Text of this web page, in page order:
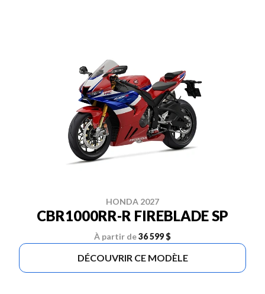
HONDA 2027
CBR1000RR-R FIREBLADE SP
À partir de36 599 $
DÉCOUVRIR CE MODÈLE